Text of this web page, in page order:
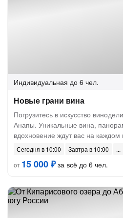
Индивидуальная до 6 чел.
Новые грани вина
Погрузитесь в искусство
Анапы. Уникальные вина,
вдохновение ждут вас на каждом
Сегодня в 10:00
Завтра в 10:00
от 15 000 ₽за всё до 6 чел.